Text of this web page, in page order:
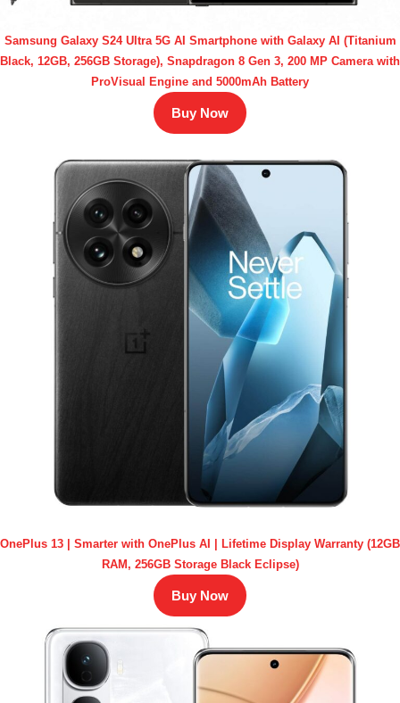
Samsung Galaxy S24 Ultra 5G AI Smartphone with Galaxy AI (Titanium
Black, 12GB, 256GB Storage), Snapdragon 8 Gen 3, 200 MP Camera with
ProVisual Engine and 5000mAh Battery
Buy Now
OnePlus 13 | Smarter with OnePlus AI | Lifetime Display Warranty (12GB
RAM, 256GB Storage Black Eclipse)
Buy Now